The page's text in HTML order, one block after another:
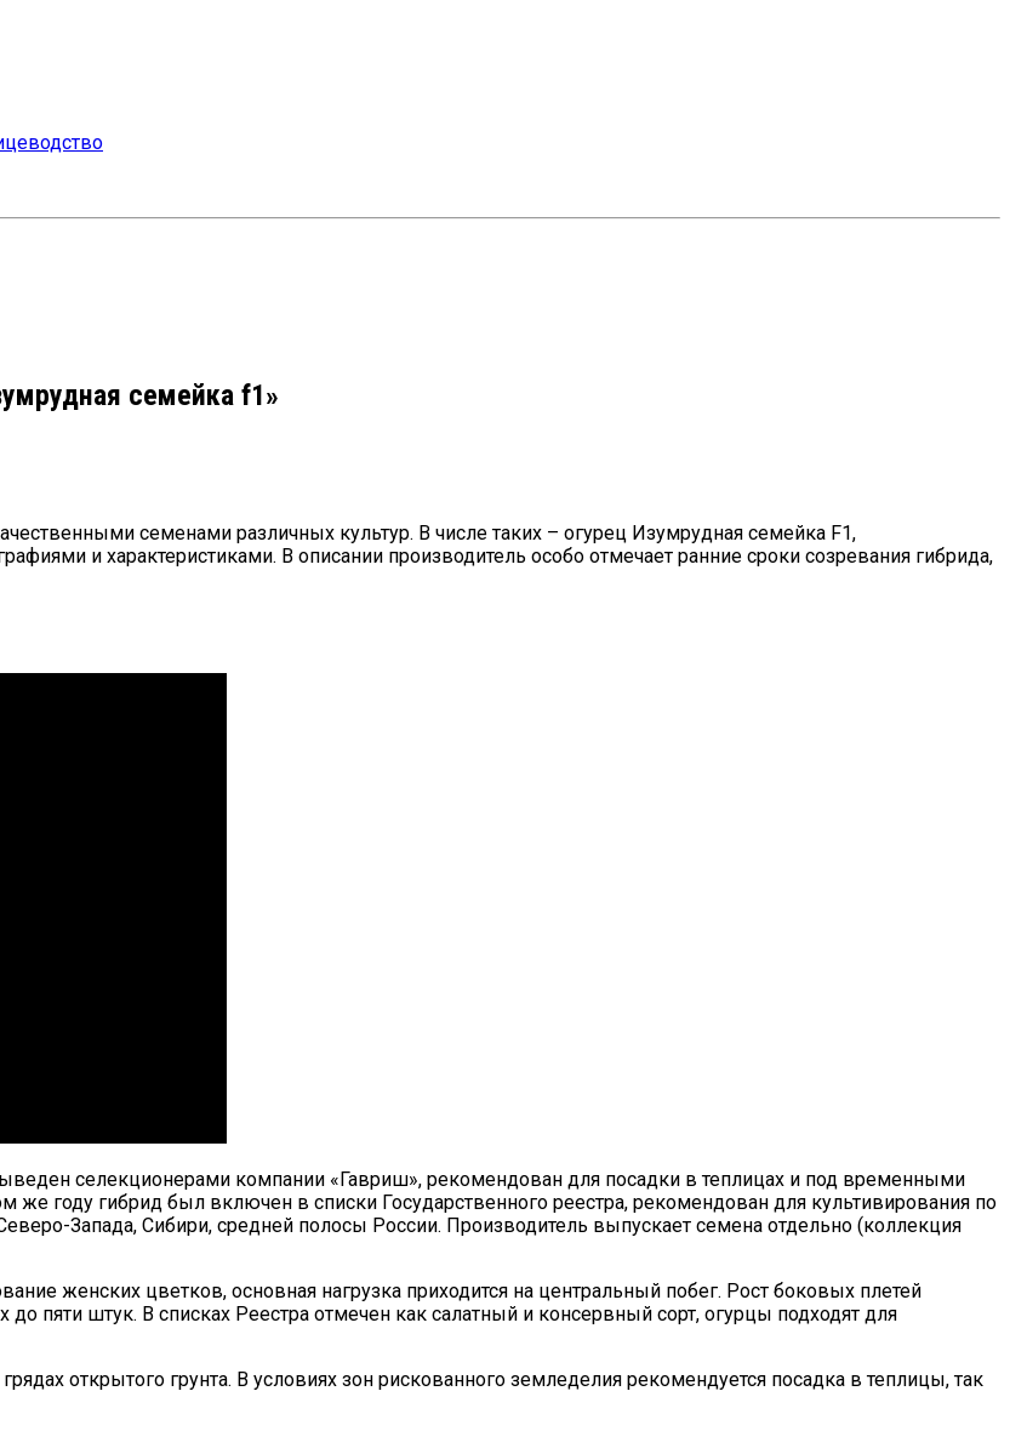
семейка f1»
семенами различных культур. В числе таких – огурец Изумрудная семейка F1,
и характеристиками. В описании производитель особо отмечает ранние сроки созревания гибрида,
селекционерами компании «Гавриш», рекомендован для посадки в теплицах и под временными
же году гибрид был включен в списки Государственного реестра, рекомендован для культивирования по
Запада, Сибири, средней полосы России. Производитель выпускает семена отдельно (коллекция
женских цветков, основная нагрузка приходится на центральный побег. Рост боковых плетей
до пяти штук. В списках Реестра отмечен как салатный и консервный сорт, огурцы подходят для
открытого грунта. В условиях зон рискованного земледелия рекомендуется посадка в теплицы, так